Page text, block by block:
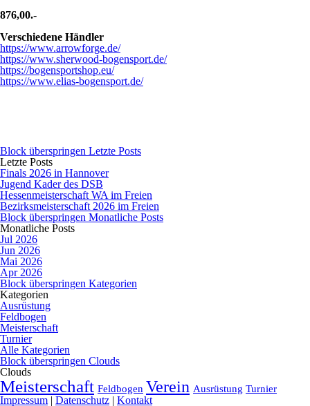
876,00.-
Verschiedene Händler
https://www.arrowforge.de/
https://www.sherwood-bogensport.de/
https://bogensportshop.eu/
https://www.elias-bogensport.de/
Block überspringen Letzte Posts
Letzte Posts
Finals 2026 in Hannover
Jugend Kader des DSB
Hessenmeisterschaft WA im Freien
Bezirksmeisterschaft 2026 im Freien
Block überspringen Monatliche Posts
Monatliche Posts
Jul 2026
Jun 2026
Mai 2026
Apr 2026
Block überspringen Kategorien
Kategorien
Ausrüstung
Feldbogen
Meisterschaft
Turnier
Alle Kategorien
Block überspringen Clouds
Clouds
Meisterschaft Feldbogen Verein Ausrüstung Turnier
Impressum | Datenschutz | Kontakt